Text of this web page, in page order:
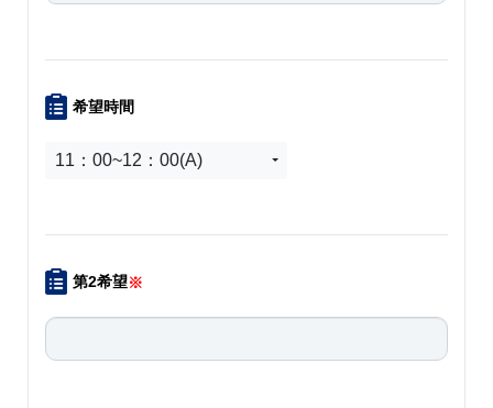
希望時間
11：00~12：00(A)
第2希望※